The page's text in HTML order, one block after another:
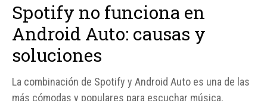
Spotify no funciona en
Android Auto: causas y
soluciones
La combinación de Spotify y Android Auto es una de las
más cómodas y populares para escuchar música,